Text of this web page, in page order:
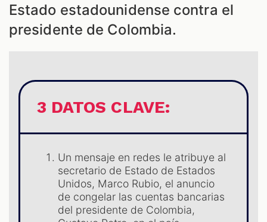
Estado estadounidense contra el
presidente de Colombia.
3 DATOS CLAVE:
Un mensaje en redes le atribuye al
secretario de Estado de Estados
Unidos, Marco Rubio, el anuncio
de congelar las cuentas bancarias
del presidente de Colombia,